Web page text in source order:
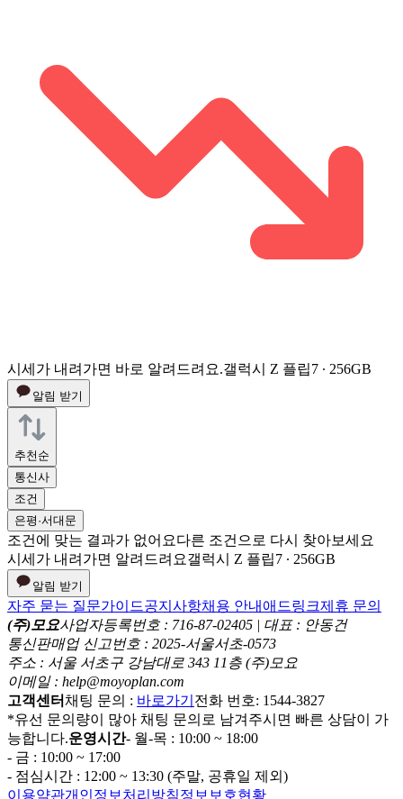
시세가 내려가면 바로 알려드려요.갤럭시 Z 플립7 ∙ 256GB
알림 받기
추천순
통신사
조건
은평·서대문
조건에 맞는 결과가 없어요다른 조건으로 다시 찾아보세요
시세가 내려가면 알려드려요갤럭시 Z 플립7 ∙ 256GB
알림 받기
자주 묻는 질문가이드공지사항채용 안내 애드링크제휴 문의
(주)모요사업자등록번호 : 716-87-02405 | 대표 : 안동건
통신판매업 신고번호 : 2025-서울서초-0573
주소 : 서울 서초구 강남대로 343 11층 (주)모요
이메일 : help@moyoplan.com
고객센터 채팅 문의 : 바로가기 전화 번호: 1544-3827
*유선 문의량이 많아 채팅 문의로 남겨주시면 빠른 상담이 가
능합니다.운영시간- 월-목 : 10:00 ~ 18:00
- 금 : 10:00 ~ 17:00
- 점심시간 : 12:00 ~ 13:30 (주말, 공휴일 제외)
이용약관개인정보처리방침정보보호현황